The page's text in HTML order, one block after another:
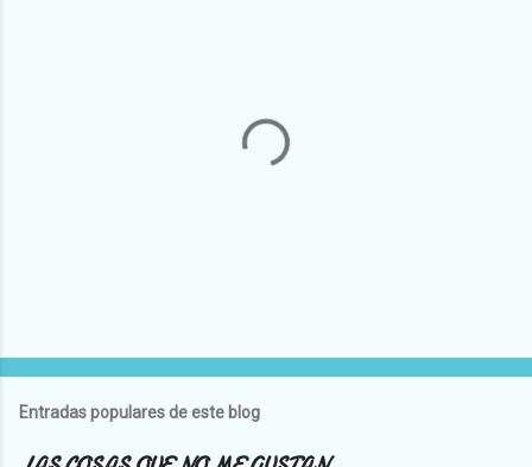
l
c
Entradas populares de este blog